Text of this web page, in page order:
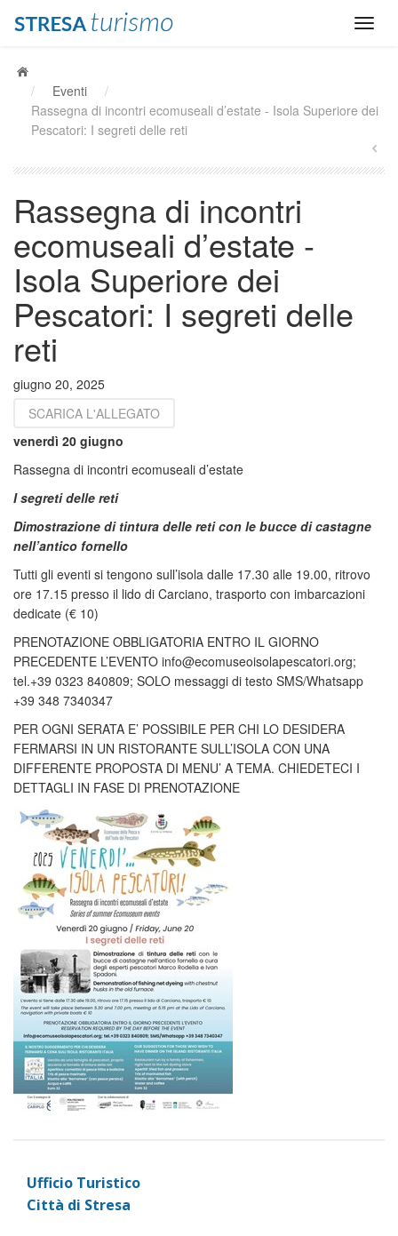
/ Eventi
/
Rassegna di incontri ecomuseali d’estate - Isola Superiore dei
Pescatori: I segreti delle reti
Rassegna di incontri
ecomuseali d’estate -
Isola Superiore dei
Pescatori: I segreti delle
reti
giugno 20, 2025
SCARICA L'ALLEGATO
venerdì 20 giugno
Rassegna di incontri ecomuseali d’estate
I segreti delle reti
Dimostrazione di tintura delle reti con le bucce di castagne
nell’antico fornello
Tutti gli eventi si tengono sull’isola dalle 17.30 alle 19.00, ritrovo
ore 17.15 presso il lido di Carciano, trasporto con imbarcazioni
dedicate (€ 10)
PRENOTAZIONE OBBLIGATORIA ENTRO IL GIORNO
PRECEDENTE L’EVENTO info@ecomuseoisolapescatori.org;
tel.+39 0323 840809; SOLO messaggi di testo SMS/Whatsapp
+39 348 7340347
PER OGNI SERATA E’ POSSIBILE PER CHI LO DESIDERA
FERMARSI IN UN RISTORANTE SULL’ISOLA CON UNA
DIFFERENTE PROPOSTA DI MENU’ A TEMA. CHIEDETECI I
DETTAGLI IN FASE DI PRENOTAZIONE
Ufficio Turistico
Città di Stresa